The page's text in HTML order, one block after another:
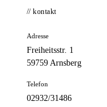
// kontakt
Adresse
Freiheitsstr. 1
59759 Arnsberg
Telefon
02932/31486